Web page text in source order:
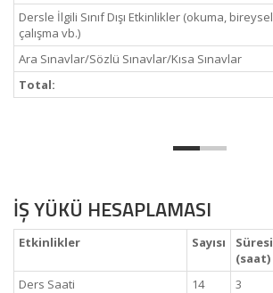
Dersle İlgili Sınıf Dışı Etkinlikler (okuma, bireysel
çalışma vb.)
Ara Sınavlar/Sözlü Sınavlar/Kısa Sınavlar
Total:
İŞ YÜKÜ HESAPLAMASI
Etkinlikler Sayısı
Süresi
(saat)
Ders Saati
14 3